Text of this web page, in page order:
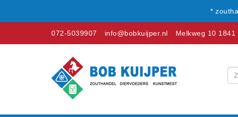
*
072-5039907 info@bobkuijper.nl Melkweg 10